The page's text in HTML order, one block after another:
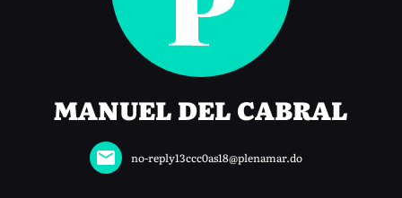
MANUEL DEL CABRAL
no-reply13ccc0as18@plenamar.do